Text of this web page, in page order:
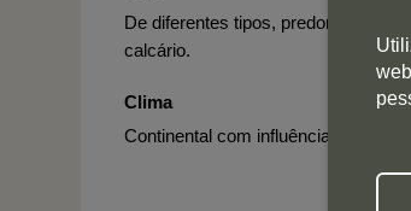
De diferentes tipos, predominando
calcário.
Clima
Continental com influência